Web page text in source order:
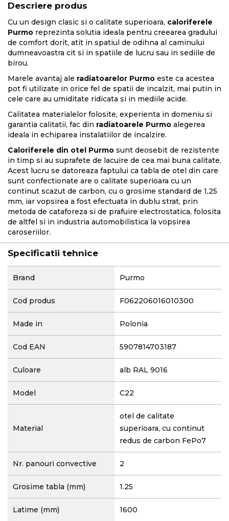
Descriere produs
Cu un design clasic si o calitate superioara, caloriferele
Purmo reprezinta solutia ideala pentru creearea gradului
de comfort dorit, atit in spatiul de odihna al caminului
dumneavoastra cit si in spatiile de lucru sau in sediile de
birou.
Marele avantaj ale radiatoarelor Purmo este ca acestea
pot fi utilizate in orice fel de spatii de incalzit, mai putin in
cele care au umiditate ridicata si in mediile acide.
Calitatea materialelor folosite, experienta in domeniu si
garantia calitatii, fac din radiatoarele Purmo alegerea
ideala in echiparea instalatiilor de incalzire.
Caloriferele din otel Purmo sunt deosebit de rezistente
in timp si au suprafete de lacuire de cea mai buna calitate.
Acest lucru se datoreaza faptului ca tabla de otel din care
sunt confectionate are o calitate superioara cu un
continut scazut de carbon, cu o grosime standard de 1,25
mm, iar vopsirea a fost efectuata in dublu strat, prin
metoda de cataforeza si de prafuire electrostatica, folosita
de altfel si in industria automobilistica la vopsirea
caroseriilor.
Specificatii tehnice
Brand Purmo
Cod produs F062206016010300
Made in Polonia
Cod EAN 5907814703187
Culoare alb RAL 9016
Model C22
Material
otel de calitate
superioara, cu continut
redus de carbon FePo7
Nr. panouri convective 2
Grosime tabla (mm) 1.25
Latime (mm) 1600